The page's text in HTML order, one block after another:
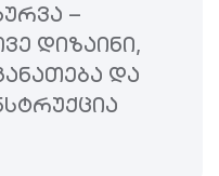
–
ᲓᲘᲖᲐᲘᲜᲘ,
ᲓᲐ